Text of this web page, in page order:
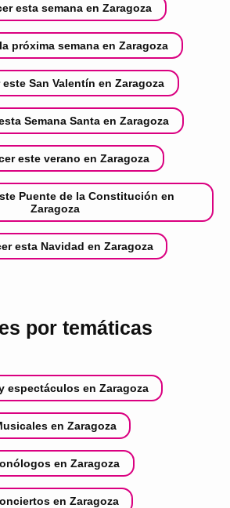
esta semana en Zaragoza
próxima semana en Zaragoza
este San Valentín en Zaragoza
Semana Santa en Zaragoza
este verano en Zaragoza
Puente de la Constitución en
Zaragoza
esta Navidad en Zaragoza
por temáticas
espectáculos en Zaragoza
en Zaragoza
en Zaragoza
en Zaragoza